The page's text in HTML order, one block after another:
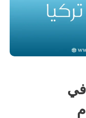
في